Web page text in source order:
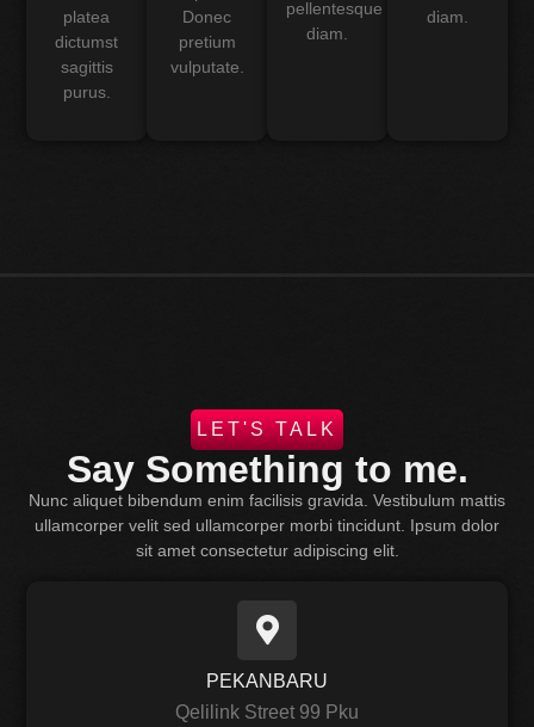
platea
dictumst
sagittis
purus.
Donec
pretium
vulputate.
pellentesque
diam.
diam.
LET'S TALK
Say Something to me.
Nunc aliquet bibendum enim facilisis gravida. Vestibulum mattis
ullamcorper velit sed ullamcorper morbi tincidunt. Ipsum dolor
sit amet consectetur adipiscing elit.
PEKANBARU
Qelilink Street 99 Pku